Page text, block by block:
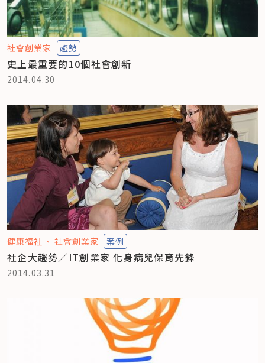
社會創業家 趨勢
史上最重要的10個社會創新
2014.04.30
健康福祉 社會創業家 案例
社企大趨勢／IT創業家 化身病兒保育先鋒
2014.03.31